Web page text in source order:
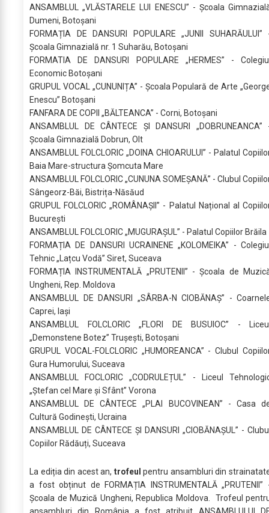
ANSAMBLUL „VLĂSTARELE LUI ENESCU” - Școala
Dumeni, Botoșani
FORMAȚIA DE DANSURI POPULARE „JUNII SUHARĂULUI”
Școala Gimnazială nr. 1 Suharău, Botoșani
FORMATIA DE DANSURI POPULARE „HERMES” -
Economic Botoșani
GRUPUL VOCAL „CUNUNIȚA” - Școala Populară de Arte
Enescu” Botoșani
FANFARA DE COPII „BĂLTEANCA” - Corni, Botoșani
ANSAMBLUL DE CÂNTECE ȘI DANSURI „DOBRUNEANCA”
Școala Gimnazială Dobrun, Olt
ANSAMBLUL FOLCLORIC „DOINA CHIOARULUI” - Palatul
Baia Mare-structura Șomcuta Mare
ANSAMBLUL FOLCLORIC „CUNUNA SOMEȘANĂ” - Clubul
Sângeorz-Băi, Bistrița-Năsăud
GRUPUL FOLCLORIC „ROMÂNAȘII” - Palatul Național al
București
ANSAMBLUL FOLCLORIC „MUGURAȘUL” - Palatul Copiilor Brăila
FORMAȚIA DE DANSURI UCRAINENE „KOLOMEIKA” -
Tehnic „Lațcu Vodă” Siret, Suceava
FORMAȚIA INSTRUMENTALĂ „PRUTENII” - Școala de
Ungheni, Rep. Moldova
ANSAMBLUL DE DANSURI „SÂRBA-N CIOBĂNAȘ” -
Caprei, Iași
ANSAMBLUL FOLCLORIC „FLORI DE BUSUIOC” -
„Demonstene Botez” Trușești, Botoșani
GRUPUL VOCAL-FOLCLORIC „HUMOREANCA” - Clubul
Gura Humorului, Suceava
ANSAMBLUL FOCLORIC „CODRULEȚUL” - Liceul
„Ștefan cel Mare și Sfânt” Vorona
ANSAMBLUL DE CÂNTECE „PLAI BUCOVINEAN” - Casa
Cultură Godinești, Ucraina
ANSAMBLUL DE CÂNTECE ȘI DANSURI „CIOBĂNAȘUL” -
Copiilor Rădăuți, Suceava
La ediția din acest an, trofeulpentru ansambluri din
a fost obținut de FORMAȚIA INSTRUMENTALĂ „PRUTENII”
Școala de Muzică Ungheni, Republica Moldova. Trofeul